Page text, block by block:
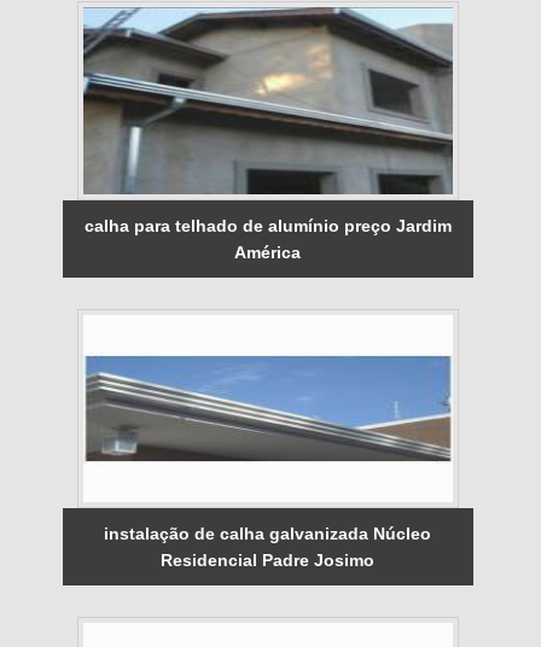
calha para telhado de alumínio preço Jardim
América
instalação de calha galvanizada Núcleo
Residencial Padre Josimo